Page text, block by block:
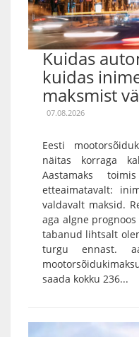
Kuidas
kuidas
maksmist
07.08.2026
Eesti
näitas korraga
Aastamaks
etteaimatavalt:
valdavalt maksid.
aga algne
tabanud lihtsalt
turgu ennast.
saada kokku 236...